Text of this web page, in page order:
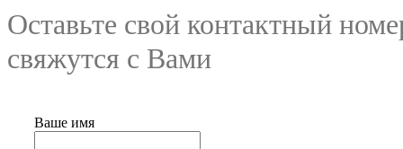
Оставьте свой контактный
свяжутся с Вами
Ваше имя